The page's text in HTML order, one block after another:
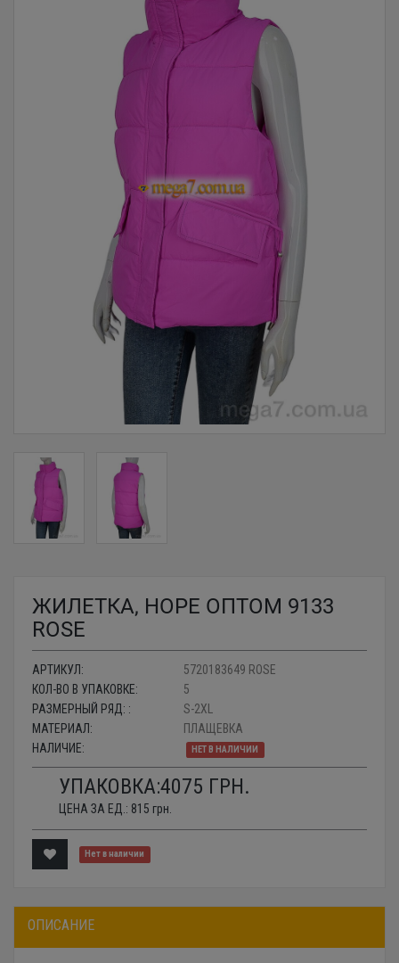
ЖИЛЕТКА, HOPE ОПТОМ 9133
ROSE
АРТИКУЛ:
5720183649 ROSE
КОЛ-ВО В УПАКОВКЕ:
5
РАЗМЕРНЫЙ РЯД: :
S-2XL
МАТЕРИАЛ:
ПЛАЩЕВКА
НАЛИЧИЕ:
НЕТ В НАЛИЧИИ
УПАКОВКА:4075 ГРН.
ЦЕНА ЗА ЕД.: 815 грн.
Нет в наличии
ОПИСАНИЕ